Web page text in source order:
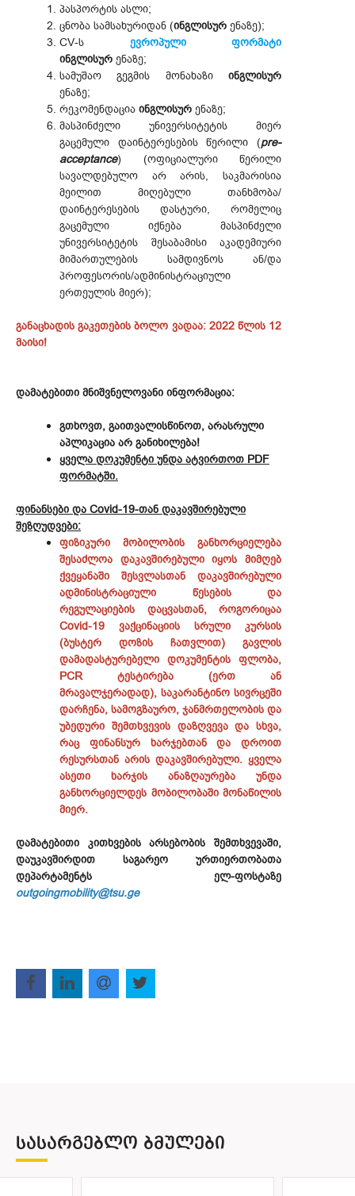
პასპორტის ასლი;
ცნობა სამსახურიდან (ინგლისურ ენაზე);
CV-ს ევროპული ფორმატი
ინგლისურ ენაზე;
სამუშაო გეგმის მონახაზი ინგლისურ
ენაზე;
რეკომენდაცია ინგლისურ ენაზე;
მასპინძელი უნივერსიტეტის მიერ
გაცემული დაინტერესების წერილი (pre-
acceptance) (ოფიციალური წერილი
სავალდებულო არ არის, საკმარისია
მეილით მიღებული თანხმობა/
დაინტერესების დასტური, რომელიც
გაცემული იქნება მასპინძელი
უნივერსიტეტის შესაბამისი აკადემიური
მიმართულების სამდივნოს ან/და
პროფესორის/ადმინისტრაციული
ერთეულის მიერ);
განაცხადის გაკეთების ბოლო ვადაა: 2022 წლის 12
მაისი!
დამატებითი მნიშვნელოვანი ინფორმაცია:
გთხოვთ, გაითვალისწინოთ, არასრული
აპლიკაცია არ განიხილება!
ყველა დოკუმენტი უნდა ატვირთოთ PDF
ფორმატში.
ფინანსები და Covid-19-თან დაკავშირებული
შეზღუდვები:
ფიზიკური მობილობის განხორციელება
შესაძლოა დაკავშირებული იყოს მიმღებ
ქვეყანაში შესვლასთან დაკავშირებული
ადმინისტრაციული წესების და
რეგულაციების დაცვასთან, როგორიცაა
Covid-19 ვაქცინაციის სრული კურსის
(ბუსტერ დოზის ჩათვლით) გავლის
დამადასტურებელი დოკუმენტის ფლობა,
PCR ტესტირება (ერთ ან
მრავალჯერადად), საკარანტინო სივრცეში
დარჩენა, სამოგზაურო, ჯანმრთელობის და
უბედური შემთხვევის დაზღვევა და სხვა,
რაც ფინანსურ ხარჯებთან და დროით
რესურსთან არის დაკავშირებული. ყველა
ასეთი ხარჯის ანაზღაურება უნდა
განხორციელდეს მობილობაში მონაწილის
მიერ.
დამატებითი კითხვების არსებობის შემთხვევაში,
დაუკავშირდით საგარეო ურთიერთობათა
დეპარტამენტს ელ-ფოსტაზე
outgoingmobility@tsu.ge
ᲡᲐᲡᲐᲠᲒᲔᲑᲚᲝ ᲑᲛᲣᲚᲔᲑᲘ